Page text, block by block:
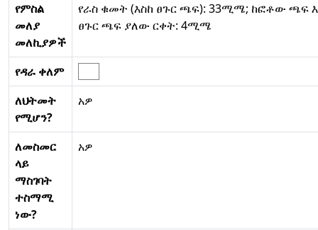
የምስል
መለያ
መለኪያዎች
የራስ ቁመት (እስከ ፀጉር ጫፍ): 33ሚሜ; ከፎቶው ጫፍ
ፀጉር ጫፍ ያለው ርቀት: 4ሚሜ
የዳራ ቀለም
ለህትመት
የሚሆን?
አዎ
ለመስመር
ላይ
ማስገባት
ተስማሚ
ነው?
አዎ